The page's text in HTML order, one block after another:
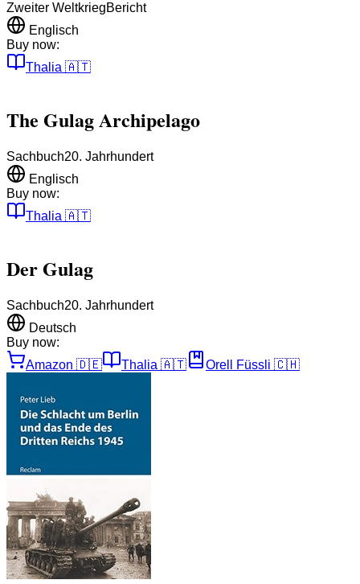
Zweiter WeltkriegBericht
Englisch
Buy now:
Thalia 🇦🇹
The Gulag Archipelago
Sachbuch20. Jahrhundert
Englisch
Buy now:
Thalia 🇦🇹
Der Gulag
Sachbuch20. Jahrhundert
Deutsch
Buy now:
Amazon 🇩🇪 Thalia 🇦🇹 Orell Füssli 🇨🇭